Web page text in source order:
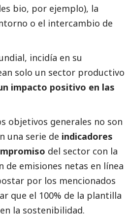
bio, por ejemplo), la
o el intercambio de
incidía en su
solo un sector productivo
impacto positivo en las
objetivos generales no son
una serie de indicadores
del sector con la
de emisiones netas en línea
por los mencionados
que el 100% de la plantilla
en la sostenibilidad.